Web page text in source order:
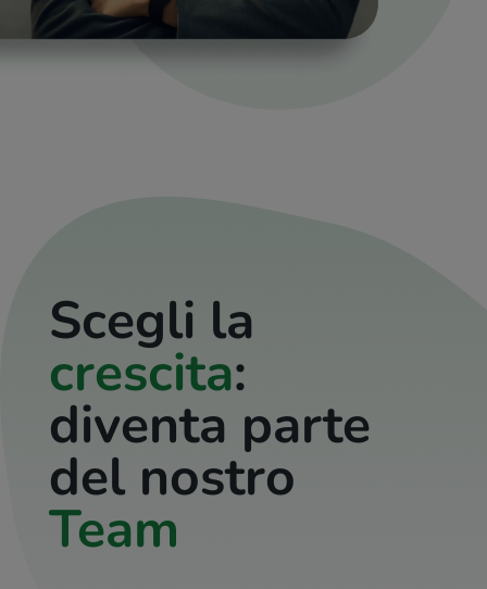
Scegli la
crescita:
diventa parte
del nostro
Team